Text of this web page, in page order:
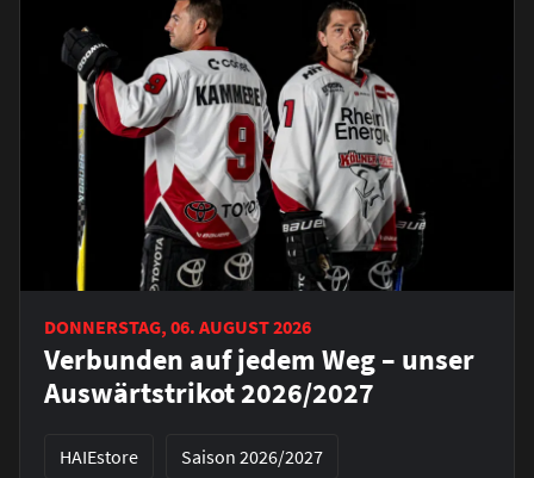
DONNERSTAG, 06. AUGUST 2026
Verbunden auf jedem Weg – unser
Auswärtstrikot 2026/2027
HAIEstore Saison 2026/2027